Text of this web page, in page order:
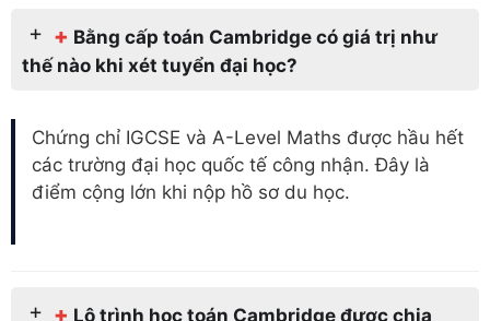
+ Bằng cấp toán Cambridge có giá trị như
thế nào khi xét tuyển đại học?
Chứng chỉ IGCSE và A-Level Maths được hầu hết
các trường đại học quốc tế công nhận. Đây là
điểm cộng lớn khi nộp hồ sơ du học.
+ Lộ trình học toán Cambridge được chia